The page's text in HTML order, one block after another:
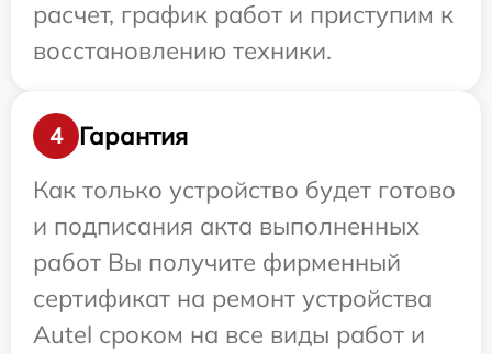
расчет, график работ и приступим к
восстановлению техники.
4
Гарантия
Как только устройство будет готово
и подписания акта выполненных
работ Вы получите фирменный
сертификат на ремонт устройства
Autel сроком на все виды работ и